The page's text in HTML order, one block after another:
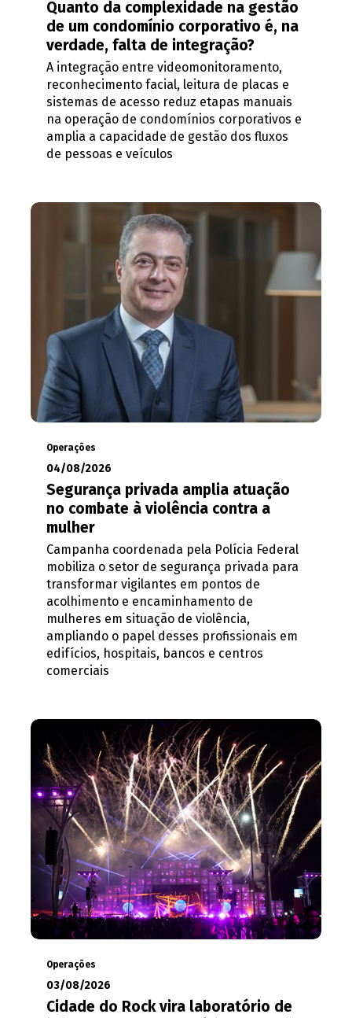
Quanto da complexidade na gestão
de um condomínio corporativo é, na
verdade, falta de integração?
A integração entre videomonitoramento,
reconhecimento facial, leitura de placas e
sistemas de acesso reduz etapas manuais
na operação de condomínios corporativos e
amplia a capacidade de gestão dos fluxos
de pessoas e veículos
Operações
04/08/2026
Segurança privada amplia atuação
no combate à violência contra a
mulher
Campanha coordenada pela Polícia Federal
mobiliza o setor de segurança privada para
transformar vigilantes em pontos de
acolhimento e encaminhamento de
mulheres em situação de violência,
ampliando o papel desses profissionais em
edifícios, hospitais, bancos e centros
comerciais
Operações
03/08/2026
Cidade do Rock vira laboratório de